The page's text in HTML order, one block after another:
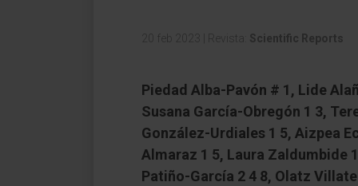
20 feb 2023 Revista: Scientific Reports
Piedad Alba-Pavón # 1, Lide
Susana García-Obregón 1 3,
González-Urdiales 1 5, Aizpea
Almaraz 1 5, Laura Zaldumbide
Patiño-García 2 4 8, Olatz